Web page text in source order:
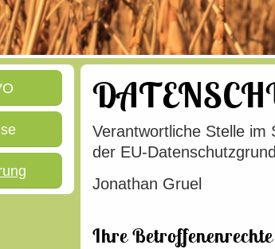
Verantwortliche Stelle im
der EU-
Jonathan Gruel
Ihre Betroffenenrechte